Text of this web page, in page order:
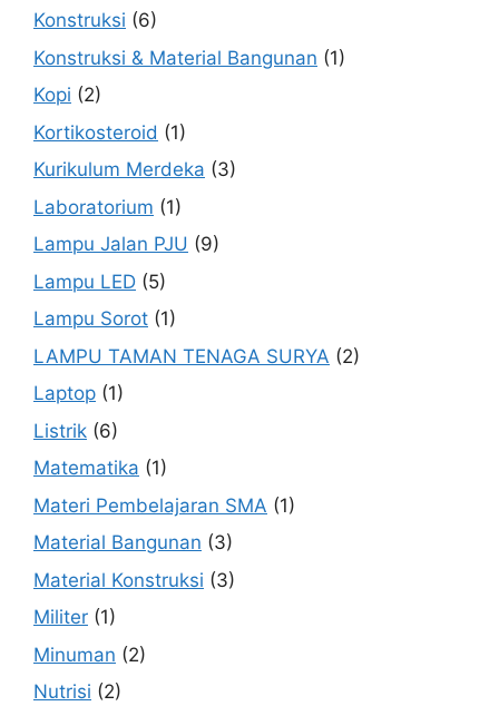
Konstruksi (6)
Konstruksi & Material Bangunan (1)
Kopi (2)
Kortikosteroid (1)
Kurikulum Merdeka (3)
Laboratorium (1)
Lampu Jalan PJU (9)
Lampu LED (5)
Lampu Sorot (1)
LAMPU TAMAN TENAGA SURYA (2)
Laptop (1)
Listrik (6)
Matematika (1)
Materi Pembelajaran SMA (1)
Material Bangunan (3)
Material Konstruksi (3)
Militer (1)
Minuman (2)
Nutrisi (2)